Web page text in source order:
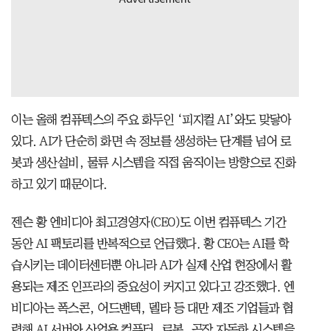
이는 올해 컴퓨텍스의 주요 화두인 ‘피지컬 AI’와도 맞닿아
있다. AI가 단순히 화면 속 정보를 생성하는 단계를 넘어 로
봇과 생산설비, 물류 시스템을 직접 움직이는 방향으로 진화
하고 있기 때문이다.
젠슨 황 엔비디아 최고경영자(CEO)도 이번 컴퓨텍스 기간
동안 AI 팩토리를 반복적으로 언급했다. 황 CEO는 AI를 학
습시키는 데이터센터뿐 아니라 AI가 실제 산업 현장에서 활
용되는 제조 인프라의 중요성이 커지고 있다고 강조했다. 엔
비디아는 폭스콘, 어드밴텍, 델타 등 대만 제조 기업들과 협